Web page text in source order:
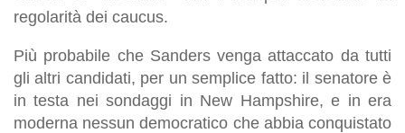
regolarità dei caucus.
Più probabile che Sanders venga attaccato da tutti
gli altri candidati, per un semplice fatto: il senatore è
in testa nei sondaggi in New Hampshire, e in era
moderna nessun democratico che abbia conquistato